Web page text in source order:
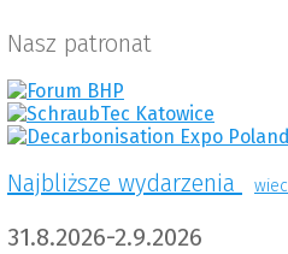
Nasz patronat
Najbliższe wydarzenia
31.8.2026-2.9.2026